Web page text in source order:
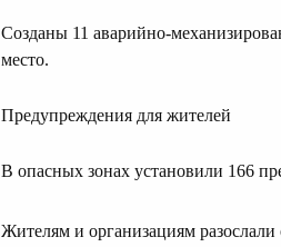
Созданы 11 аварийно-
место.
Предупреждения для жителей
В опасных зонах установили 166
Жителям и организациям разослали